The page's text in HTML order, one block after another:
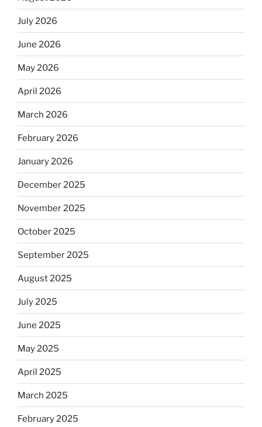
July 2026
June 2026
May 2026
April 2026
March 2026
February 2026
January 2026
December 2025
November 2025
October 2025
September 2025
August 2025
July 2025
June 2025
May 2025
April 2025
March 2025
February 2025